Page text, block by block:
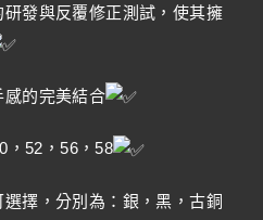
發與反覆修正測試，使其擁
感的完美結合
，52，56，58
擇，分別為：銀，黑，古銅